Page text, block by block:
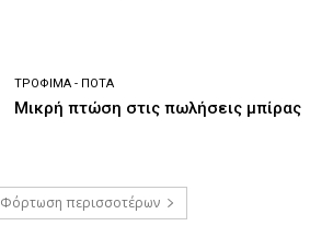
ΤΡΌΦΙΜΑ - ΠΟΤΆ
Μικρή πτώση στις πωλήσεις μπίρας
Φόρτωση περισσοτέρων